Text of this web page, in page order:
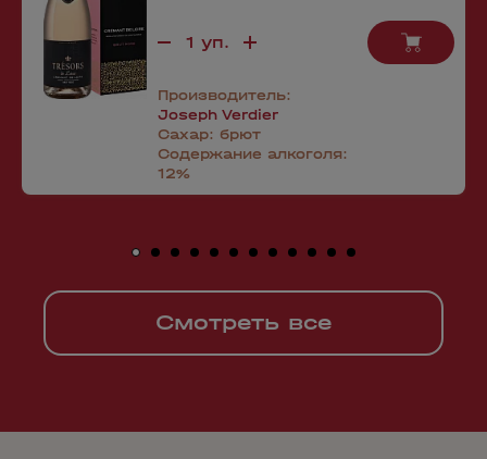
Производитель:
Joseph Verdier
Сахар: брют
Содержание алкоголя:
12%
Смотреть все